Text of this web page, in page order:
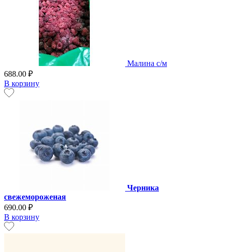
Малина с/м
688.00 ₽
В корзину
Черника
свежемороженая
690.00 ₽
В корзину